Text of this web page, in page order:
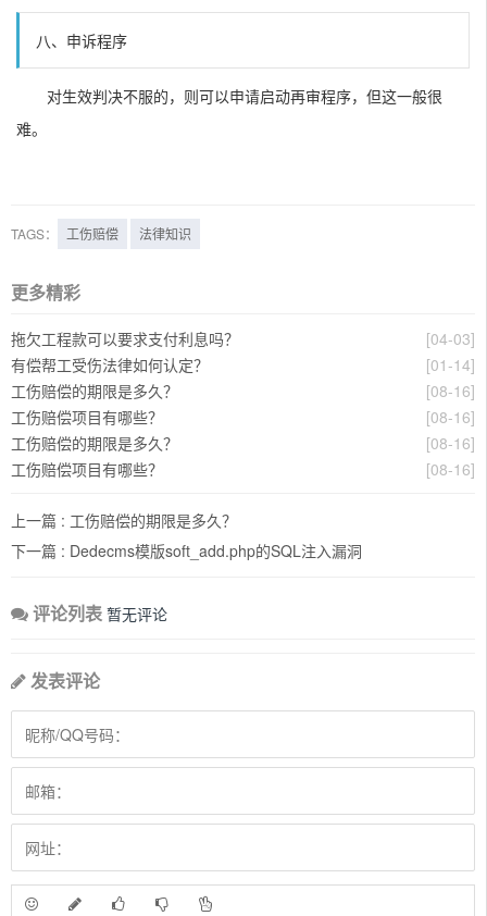
八、申诉程序
对生效判决不服的，则可以申请启动再审程序，但这一般很
难。
TAGS： 工伤赔偿 法律知识
更多精彩
[04-03]
拖欠工程款可以要求支付利息吗？
[01-14]
有偿帮工受伤法律如何认定？
[08-16]
工伤赔偿的期限是多久？
[08-16]
工伤赔偿项目有哪些？
[08-16]
工伤赔偿的期限是多久？
[08-16]
工伤赔偿项目有哪些？
上一篇 : 工伤赔偿的期限是多久？
下一篇 : Dedecms模版soft_add.php的SQL注入漏洞
评论列表 暂无评论
发表评论